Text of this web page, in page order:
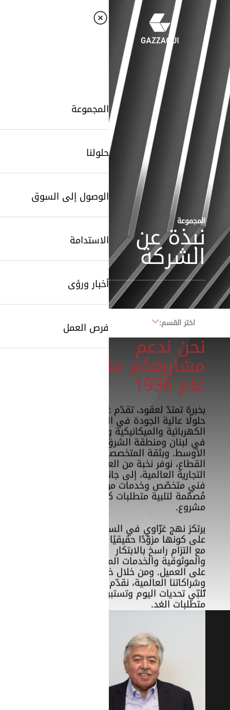
المجموعة
حلولنا
الوصول إلى السوق
الاستدامة
أخبار ورؤى
فرص العمل
المجموعة
نبذة عن
الشركة
اختر القسم:
نحن ندعم
مشاريعكم منذ
عام 1936
بخبرة تمتدّ لعقود، تقدّم غزّاوي
حلولًا عالية الجودة في المجالات
الكهربائية والميكانيكية والأتمتة
في لبنان ومنطقة الشرق
الأوسط. وبثقة المتخصصين في
القطاع، نوفر نخبة من العلامات
التجارية العالمية، إلى جانب دعم
فني متخصّص وخدمات موثوقة
مُصمَّمة لتلبية متطلبات كل
مشروع.
يرتكز نهج غزّاوي في السوق
على كونها مزوّدًا حقيقيًا للحلول،
مع التزام راسخ بالابتكار
والموثوقية والخدمات المرتكزة
على العميل. ومن خلال خبراتنا
وشراكاتنا العالمية، نقدّم حلولًا
تُلبّي تحديات اليوم وتستبق
متطلبات الغد.